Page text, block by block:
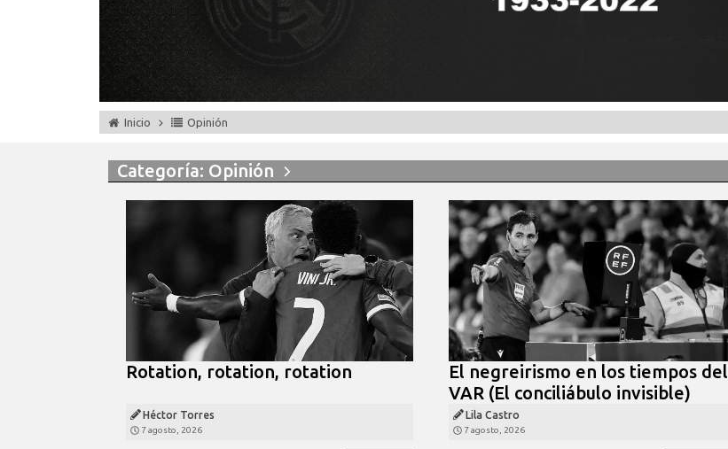
Inicio Opinión
Categoría: Opinión
Rotation, rotation, rotation
Héctor Torres
7 agosto, 2026
El negreirismo en los tiempos del
VAR (El conciliábulo invisible)
Lila Castro
7 agosto, 2026